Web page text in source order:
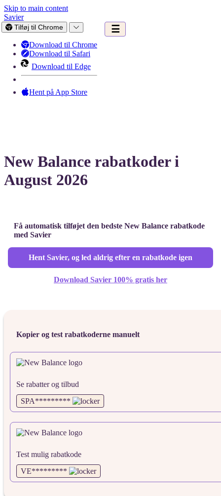
Skip to main content
Savier
Tilføj til Chrome
Download til Chrome
Download til Safari
Download til Edge
Hent på App Store
☰
New Balance rabatkoder i
August 2026
Få automatisk tilføjet den bedste New Balance rabatkode
med Savier
Hent Savier, og led aldrig efter en rabatkode igen
Download Savier 100% gratis her
Kopier og test rabatkoderne manuelt
Se rabatter og tilbud
SPA*********
Test mulig rabatkode
VE*********